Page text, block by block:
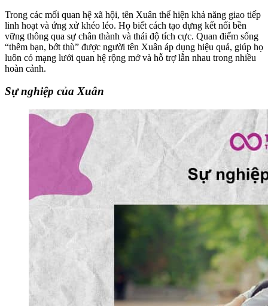
Trong các mối quan hệ xã hội, tên Xuân thể hiện khả năng giao tiếp
linh hoạt và ứng xử khéo léo. Họ biết cách tạo dựng kết nối bền
vững thông qua sự chân thành và thái độ tích cực. Quan điểm sống
“thêm bạn, bớt thù” được người tên Xuân áp dụng hiệu quả, giúp họ
luôn có mạng lưới quan hệ rộng mở và hỗ trợ lẫn nhau trong nhiều
hoàn cảnh.
Sự nghiệp của Xuân